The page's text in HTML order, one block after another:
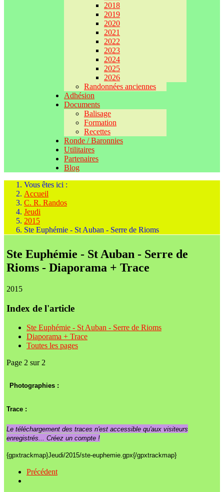
2018
2019
2020
2021
2022
2023
2024
2025
2026
Randonnées anciennes
Adhésion
Documents
Balisage
Formation
Recettes
Ronde / Baronnies
Utilitaires
Partenaires
Blog
Vous êtes ici :
Accueil
C. R. Randos
Jeudi
2015
Ste Euphémie - St Auban - Serre de Rioms
Ste Euphémie - St Auban - Serre de
Rioms - Diaporama + Trace
2015
Index de l'article
Ste Euphémie - St Auban - Serre de Rioms
Diaporama + Trace
Toutes les pages
Page 2 sur 2
Photographies :
Trace :
Le téléchargement des traces n'est accessible qu'aux visiteurs
enregistrés... Créez un compte !
{gpxtrackmap}Jeudi/2015/ste-euphemie.gpx{/gpxtrackmap}
Précédent